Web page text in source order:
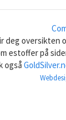
deg oversikten
estoffer på
også